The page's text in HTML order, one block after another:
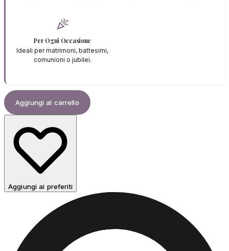
celebration
Per Ogni Occasione
Ideali per matrimoni, battesimi,
comunioni o jubilei.
Aggiungi al carrello
Aggiungi ai preferiti